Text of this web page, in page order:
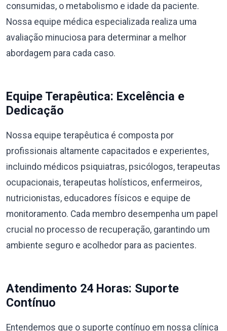
consumidas, o metabolismo e idade da paciente.
Nossa equipe médica especializada realiza uma
avaliação minuciosa para determinar a melhor
abordagem para cada caso.
Equipe Terapêutica: Excelência e
Dedicação
Nossa equipe terapêutica é composta por
profissionais altamente capacitados e experientes,
incluindo médicos psiquiatras, psicólogos, terapeutas
ocupacionais, terapeutas holísticos, enfermeiros,
nutricionistas, educadores físicos e equipe de
monitoramento. Cada membro desempenha um papel
crucial no processo de recuperação, garantindo um
ambiente seguro e acolhedor para as pacientes.
Atendimento 24 Horas: Suporte
Contínuo
Entendemos que o suporte contínuo em nossa clínica